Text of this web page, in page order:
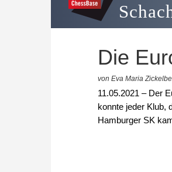
Die
von Eva Maria
11.05.2021 – Der
konnte jeder Klub,
Hamburger SK